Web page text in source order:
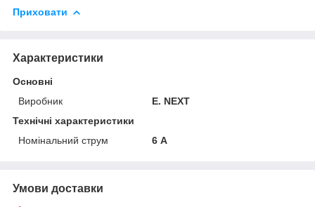
Приховати
Характеристики
Основні
Виробник
E. NEXT
Технічні характеристики
Номінальний струм
6 А
Умови доставки